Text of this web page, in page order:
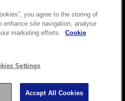
Epson Corporation. Alle Rechte
you agree to the storing of
enhance site navigation, analyse
marketing efforts.
Cookie
Settings
Accept All Cookies